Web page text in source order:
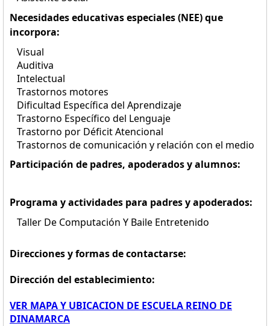
Necesidades educativas especiales (NEE) que
incorpora:
Visual
Auditiva
Intelectual
Trastornos motores
Dificultad Específica del Aprendizaje
Trastorno Específico del Lenguaje
Trastorno por Déficit Atencional
Trastornos de comunicación y relación con el medio
Participación de padres, apoderados y alumnos:
Programa y actividades para padres y apoderados:
Taller De Computación Y Baile Entretenido
Direcciones y formas de contactarse:
Dirección del establecimiento:
VER MAPA Y UBICACION DE ESCUELA REINO DE
DINAMARCA